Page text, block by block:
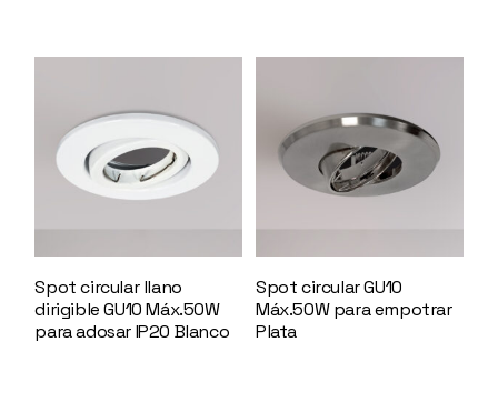
Spot circular llano
dirigible GU10 Máx.50W
para adosar IP20 Blanco
Spot circular GU10
Máx.50W para empotrar
Plata